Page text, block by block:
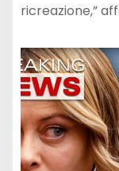
ricreazione,”